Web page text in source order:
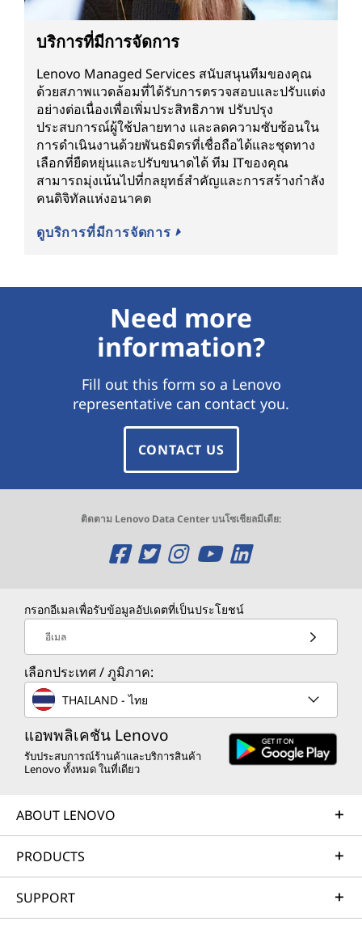
บริการที่มีการจัดการ
Lenovo Managed Services สนับสนุนทีมของคุณ
ด้วยสภาพแวดล้อมที่ได้รับการตรวจสอบและปรับแต่ง
อย่างต่อเนื่องเพื่อเพิ่มประสิทธิภาพ ปรับปรุง
ประสบการณ์ผู้ใช้ปลายทาง และลดความซับซ้อนใน
การดำเนินงานด้วยพันธมิตรที่เชื่อถือได้และชุดทาง
เลือกที่ยืดหยุ่นและปรับขนาดได้ ทีม ITของคุณ
สามารถมุ่งเน้นไปที่กลยุทธ์สำคัญและการสร้างกำลัง
คนดิจิทัลแห่งอนาคต
ดูบริการที่มีการจัดการ
Need more
information?
Fill out this form so a Lenovo
representative can contact you.
CONTACT US
ติดตาม Lenovo Data Center บนโซเชียลมีเดีย:
เ
ด
ห
น้
า
ต่
ง
เ
ด
ห
า
ต่
ง
เ
ด
ห
ต่
ง
เ
ด
ห
า
ต่
ง
เ
ด
ห
า
ต่
ง
กรอกอีเมลเพื่อรับข้อมูลอัปเดตที่เป็นประโยชน์
อีเมล
เลือกประเทศ / ภูมิภาค:
THAILAND - ไทย
แอพพลิเคชัน Lenovo
รับประสบการณ์ร้านค้าและบริการสินค้า
Lenovo ทั้งหมด ในที่เดียว
ABOUT LENOVO
PRODUCTS
SUPPORT